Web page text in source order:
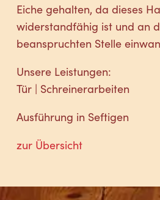
Eiche gehalten, da dieses
widerstandfähig ist und an
beanspruchten Stelle
Unsere Leistungen:
Tür | Schreinerarbeiten
Ausführung in Seftigen
zur Übersicht